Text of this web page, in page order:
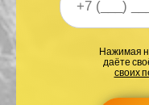
Ваш номер
Нажимая
даёте
своих